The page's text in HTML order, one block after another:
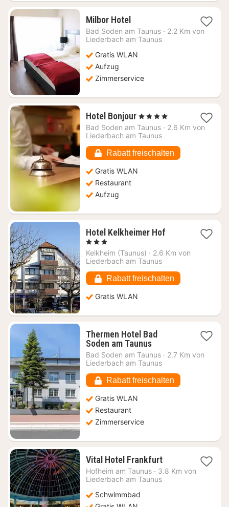
Milbor Hotel1
Nacht
ab
€
Bad Soden am Taunus · 2.2 Km von
Liederbach am Taunus
Gratis WLAN
Aufzug
Zimmerservice
Hotel Bonjour1
Nacht
ab
€
, 4 Sterne
Bad Soden am Taunus · 2.6 Km von
Liederbach am Taunus
Rabatt freischalten
Gratis WLAN
Restaurant
Aufzug
Hotel Kelkheimer Hof1
ab
, 3 Sterne
Kelkheim (Taunus) · 2.6 Km von
Liederbach am Taunus
Rabatt freischalten
Gratis WLAN
Thermen Hotel Bad
Soden am Taunus1
Nacht
ab
€
Bad Soden am Taunus · 2.7 Km von
Liederbach am Taunus
Rabatt freischalten
Gratis WLAN
Restaurant
Zimmerservice
Vital Hotel Frankfurt1
Nacht
Hofheim am Taunus · 3.8 Km von
Liederbach am Taunus
Schwimmbad